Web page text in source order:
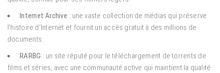
Internet Archive : une vaste collection de médias qui préserve
l’histoire d’Internet et fournit un accès gratuit à des millions de
documents.
RARBG : un site réputé pour le téléchargement de torrents de
films et séries, avec une communauté active qui maintient la qualité